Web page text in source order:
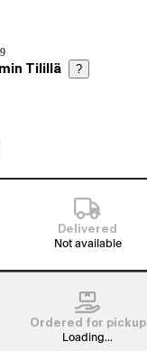
Tilillä ?
Delivered
Not available
Ordered for pickup
Loading...